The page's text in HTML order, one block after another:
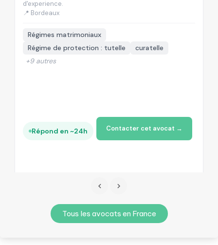
d'experience.
📍 Bordeaux
Régimes matrimoniaux
Régime de protection : tutelle
curatelle
+9 autres
Répond en ~24h Contacter cet avocat →
Tous les avocats en France